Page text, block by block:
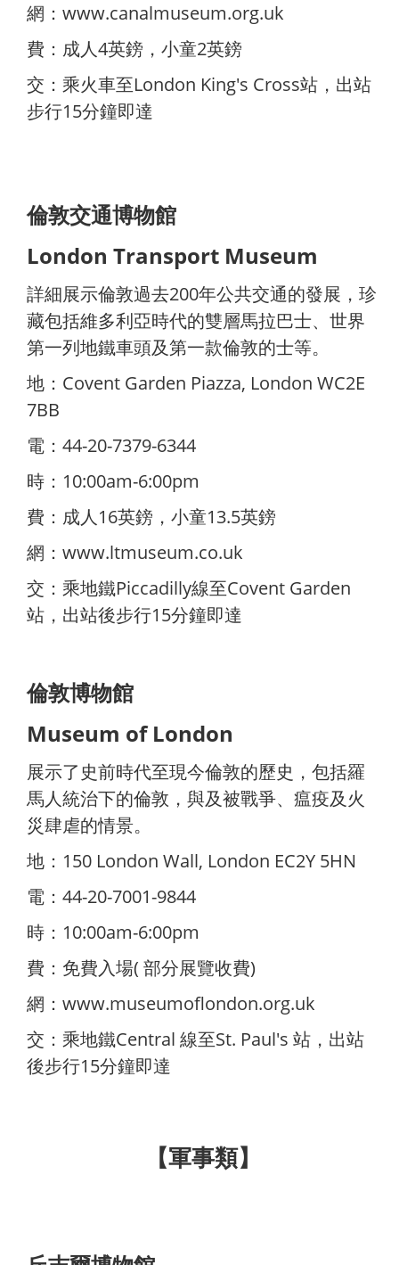
網： www.canalmuseum.org.uk
費：成人4英鎊，小童2英鎊
交：乘火車至London King's Cross站，出站
步行15分鐘即達
倫敦交通博物館
London Transport Museum
詳細展示倫敦過去200年公共交通的發展，珍
藏包括維多利亞時代的雙層馬拉巴士、世界
第一列地鐵車頭及第一款倫敦的士等。
地：Covent Garden Piazza, London WC2E
7BB
電：44-20-7379-6344
時：10:00am-6:00pm
費：成人16英鎊，小童13.5英鎊
網： www.ltmuseum.co.uk
交：乘地鐵Piccadilly線至Covent Garden
站，出站後步行15分鐘即達
倫敦博物館
Museum of London
展示了史前時代至現今倫敦的歷史，包括羅
馬人統治下的倫敦，與及被戰爭、瘟疫及火
災肆虐的情景。
地：150 London Wall, London EC2Y 5HN
電：44-20-7001-9844
時：10:00am-6:00pm
費：免費入場( 部分展覽收費)
網： www.museumoflondon.org.uk
交：乘地鐵Central 線至St. Paul's 站，出站
後步行15分鐘即達
【軍事類】